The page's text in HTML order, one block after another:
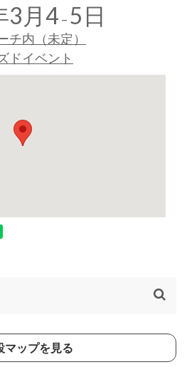
3月4 – 5日
チ内（未定）
ドイベント
マップを見る